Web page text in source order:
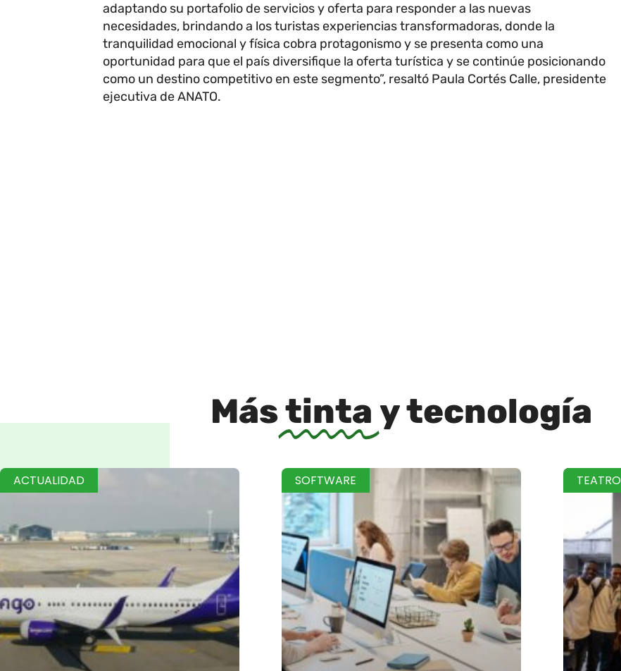
adaptando su portafolio de servicios y oferta para responder a las nuevas
necesidades, brindando a los turistas experiencias transformadoras, donde la
tranquilidad emocional y física cobra protagonismo y se presenta como una
oportunidad para que el país diversifique la oferta turística y se continúe posicionando
como un destino competitivo en este segmento”, resaltó Paula Cortés Calle, presidente
ejecutiva de ANATO.
Mástinta y tecnología
ACTUALIDAD SOFTWARE TEATRO